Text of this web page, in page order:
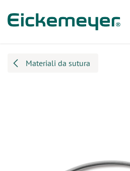
Materiali da sutura